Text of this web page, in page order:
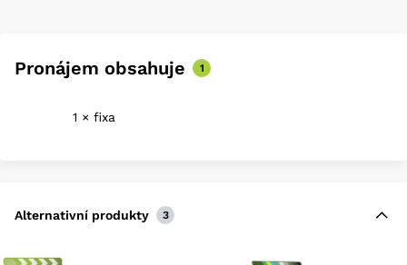
Pronájem obsahuje 1
1 × fixa
Alternativní produkty 3